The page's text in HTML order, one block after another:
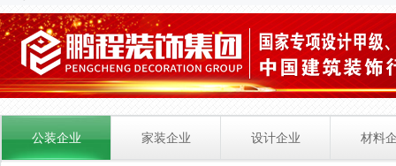
公装企业 家装企业 设计企业 材料